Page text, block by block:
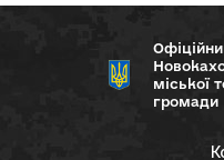
міської
громади